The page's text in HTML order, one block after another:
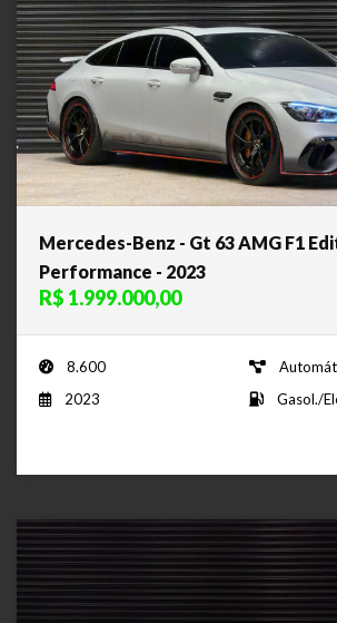
Mercedes-Benz - Gt 63 AMG F1
Performance - 2023
R$ 1.999.000,00
8.600
2023
Gasol./